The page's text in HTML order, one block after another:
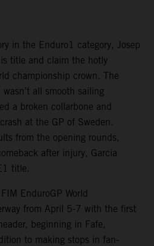
in the Enduro1 category, Josep
title and claim the hotly
championship crown. The
all smooth sailing
a broken collarbone and
at the GP of Sweden.
from the opening rounds,
after injury, Garcia
title.
EnduroGP World
from April 5-7 with the first
beginning in Fafe,
to making stops in fan-